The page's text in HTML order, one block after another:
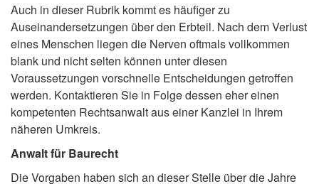
Auch in dieser Rubrik kommt es häufiger zu
Auseinandersetzungen über den Erbteil. Nach dem Verlust
eines Menschen liegen die Nerven oftmals vollkommen
blank und nicht selten können unter diesen
Voraussetzungen vorschnelle Entscheidungen getroffen
werden. Kontaktieren Sie in Folge dessen eher einen
kompetenten Rechtsanwalt aus einer Kanzlei in Ihrem
näheren Umkreis.
Anwalt für Baurecht
Die Vorgaben haben sich an dieser Stelle über die Jahre